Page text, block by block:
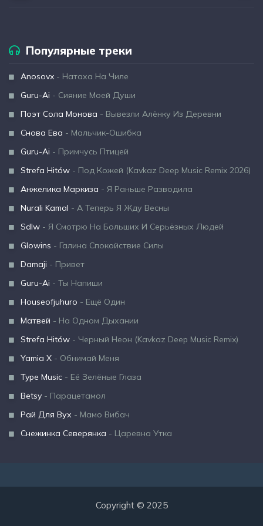
Популярные треки
Anosovx - Натаха На Чиле
Guru-Ai - Сияние Моей Души
Поэт Сола Монова - Вывезли Алёнку Из Деревни
Снова Ева - Мальчик-Ошибка
Guru-Ai - Примчусь Птицей
Strefa Hitów - Под Кожей (Kavkaz Deep Music Remix 2026)
Анжелика Маркиза - Я Раньше Разводила
Nurali Kamal - А Теперь Я Жду Весны
Sdlw - Я Смотрю На Больших И Серьёзных Людей
Glowins - Галина Спокойствие Силы
Damaji - Привет
Guru-Ai - Ты Напиши
Houseofjuhuro - Ещё Один
Матвей - На Одном Дыхании
Strefa Hitów - Черный Неон (Kavkaz Deep Music Remix)
Yamia X - Обнимай Меня
Type Music - Её Зелёные Глаза
Betsy - Парацетамол
Рай Для Вух - Мамо Вибач
Снежинка Северянка - Царевна Утка
Copyright © 2025